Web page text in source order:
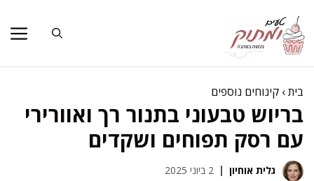
לתוכן
בית› קינוחים נוספים
בריוש טבעוני בתנור רך ואוורירי
עם רסק תפוחים ושקדים
גלית אוחיון 2 ביוני 2025